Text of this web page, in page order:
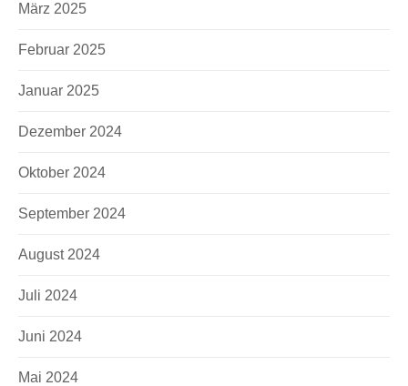
März 2025
Februar 2025
Januar 2025
Dezember 2024
Oktober 2024
September 2024
August 2024
Juli 2024
Juni 2024
Mai 2024